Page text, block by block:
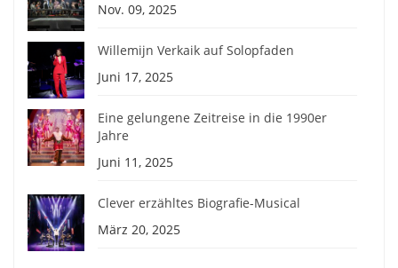
Nov. 09, 2025
Willemijn Verkaik auf Solopfaden
Juni 17, 2025
Eine gelungene Zeitreise in die 1990er
Jahre
Juni 11, 2025
Clever erzähltes Biografie-Musical
März 20, 2025